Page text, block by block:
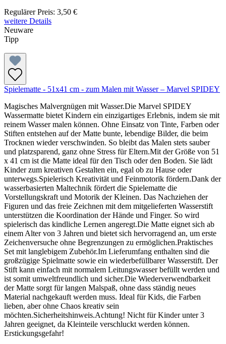
Regulärer Preis: 3,50 €
weitere Details
Neuware
Tipp
Spielematte - 51x41 cm - zum Malen mit Wasser – Marvel SPIDEY
Magisches Malvergnügen mit Wasser.Die Marvel SPIDEY
Wassermatte bietet Kindern ein einzigartiges Erlebnis, indem sie mit
reinem Wasser malen können. Ohne Einsatz von Tinte, Farben oder
Stiften entstehen auf der Matte bunte, lebendige Bilder, die beim
Trocknen wieder verschwinden. So bleibt das Malen stets sauber
und platzsparend, ganz ohne Stress für Eltern.Mit der Größe von 51
x 41 cm ist die Matte ideal für den Tisch oder den Boden. Sie lädt
Kinder zum kreativen Gestalten ein, egal ob zu Hause oder
unterwegs.Spielerisch Kreativität und Feinmotorik fördern.Dank der
wasserbasierten Maltechnik fördert die Spielematte die
Vorstellungskraft und Motorik der Kleinen. Das Nachziehen der
Figuren und das freie Zeichnen mit dem mitgelieferten Wasserstift
unterstützen die Koordination der Hände und Finger. So wird
spielerisch das kindliche Lernen angeregt.Die Matte eignet sich ab
einem Alter von 3 Jahren und bietet sich hervorragend an, um erste
Zeichenversuche ohne Begrenzungen zu ermöglichen.Praktisches
Set mit langlebigem Zubehör.Im Lieferumfang enthalten sind die
großzügige Spielmatte sowie ein wiederbefüllbarer Wasserstift. Der
Stift kann einfach mit normalem Leitungswasser befüllt werden und
ist somit umweltfreundlich und sicher.Die Wiederverwendbarkeit
der Matte sorgt für langen Malspaß, ohne dass ständig neues
Material nachgekauft werden muss. Ideal für Kids, die Farben
lieben, aber ohne Chaos kreativ sein
möchten.Sicherheitshinweis.Achtung! Nicht für Kinder unter 3
Jahren geeignet, da Kleinteile verschluckt werden können.
Erstickungsgefahr!